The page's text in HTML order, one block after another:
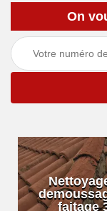
On
faitage